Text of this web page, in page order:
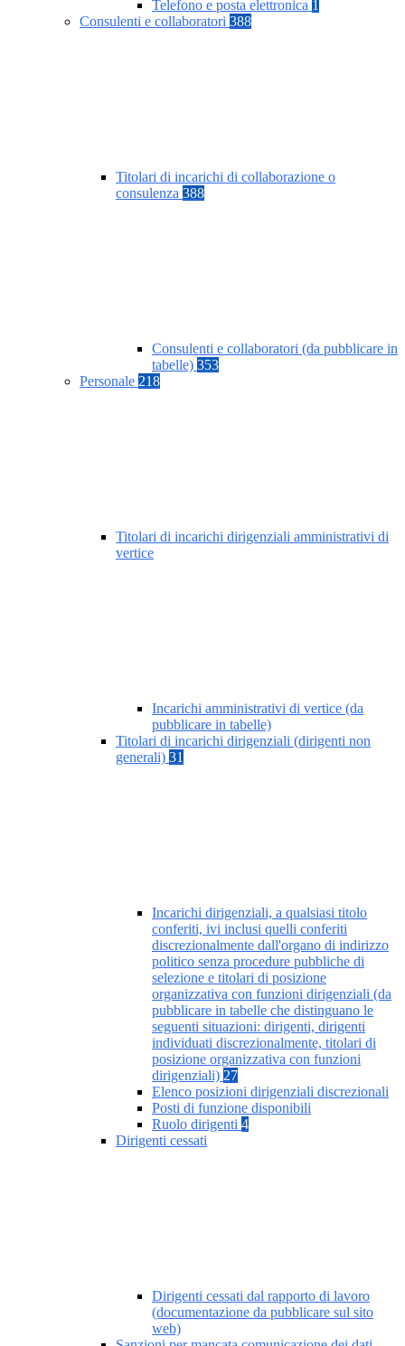
Telefono e posta elettronica 1
Consulenti e collaboratori 388
Titolari di incarichi di collaborazione o
consulenza 388
Consulenti e collaboratori (da pubblicare in
tabelle) 353
Personale 218
Titolari di incarichi dirigenziali amministrativi di
vertice
Incarichi amministrativi di vertice (da
pubblicare in tabelle)
Titolari di incarichi dirigenziali (dirigenti non
generali) 31
Incarichi dirigenziali, a qualsiasi titolo
conferiti, ivi inclusi quelli conferiti
discrezionalmente dall'organo di indirizzo
politico senza procedure pubbliche di
selezione e titolari di posizione
organizzativa con funzioni dirigenziali (da
pubblicare in tabelle che distinguano le
seguenti situazioni: dirigenti, dirigenti
individuati discrezionalmente, titolari di
posizione organizzativa con funzioni
dirigenziali) 27
Elenco posizioni dirigenziali discrezionali
Posti di funzione disponibili
Ruolo dirigenti 4
Dirigenti cessati
Dirigenti cessati dal rapporto di lavoro
(documentazione da pubblicare sul sito
web)